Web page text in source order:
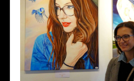
Livre d'Or
Contact
Prestations